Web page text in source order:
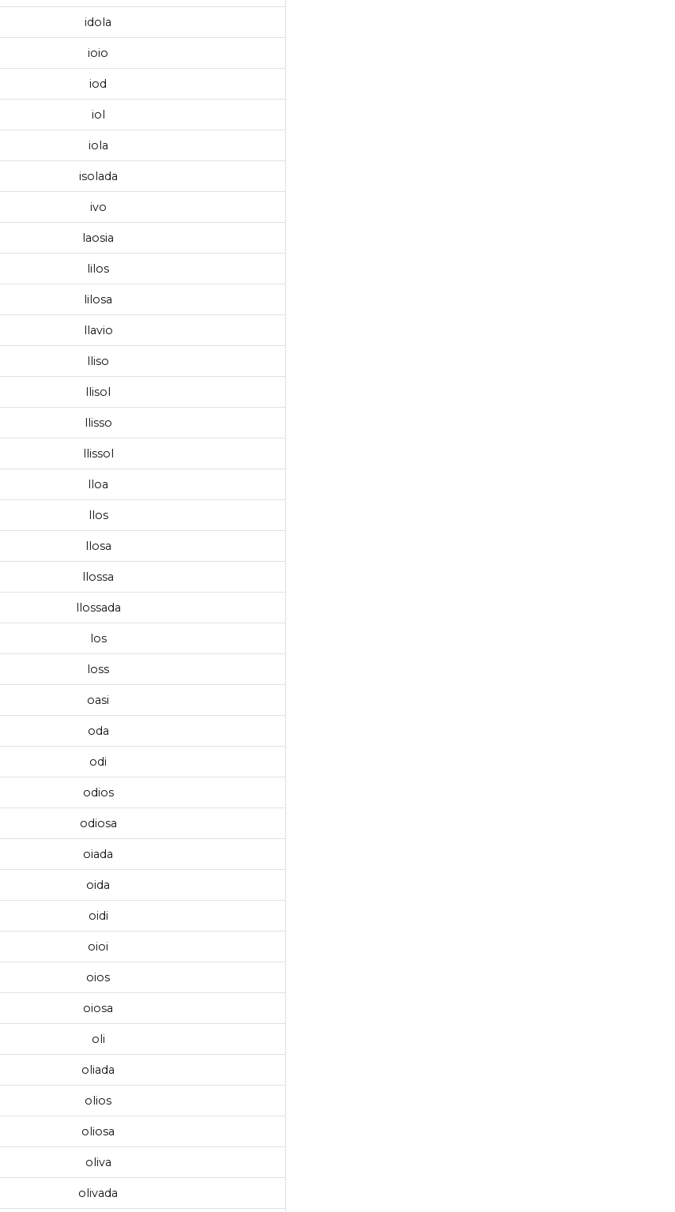
idola
ioio
iod
iol
iola
isolada
ivo
laosia
lilos
lilosa
llavio
lliso
llisol
llisso
llissol
lloa
llos
llosa
llossa
llossada
los
loss
oasi
oda
odi
odios
odiosa
oiada
oida
oidi
oioi
oios
oiosa
oli
oliada
olios
oliosa
oliva
olivada